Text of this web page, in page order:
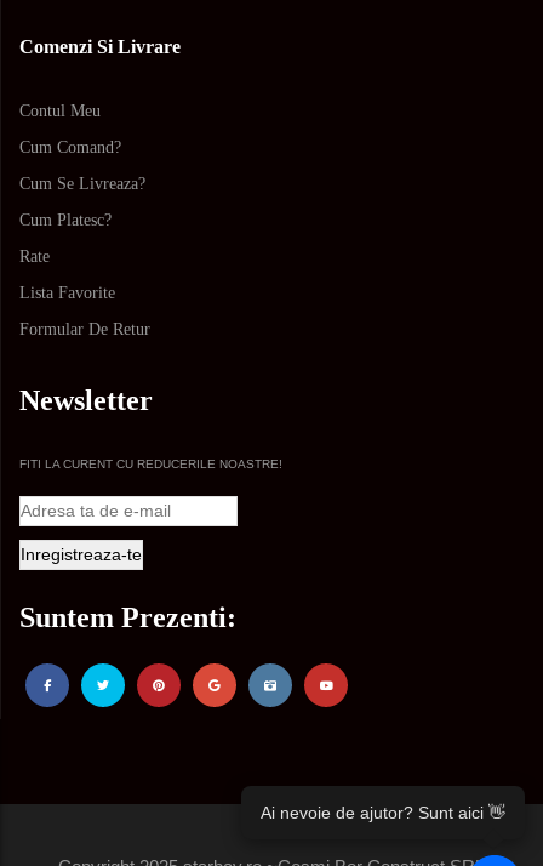
Comenzi Si Livrare
Contul Meu
Cum Comand?
Cum Se Livreaza?
Cum Platesc?
Rate
Lista Favorite
Formular De Retur
Newsletter
FITI LA CURENT CU REDUCERILE NOASTRE!
Suntem Prezenti:
Ai nevoie de ajutor? Sunt aici 👋